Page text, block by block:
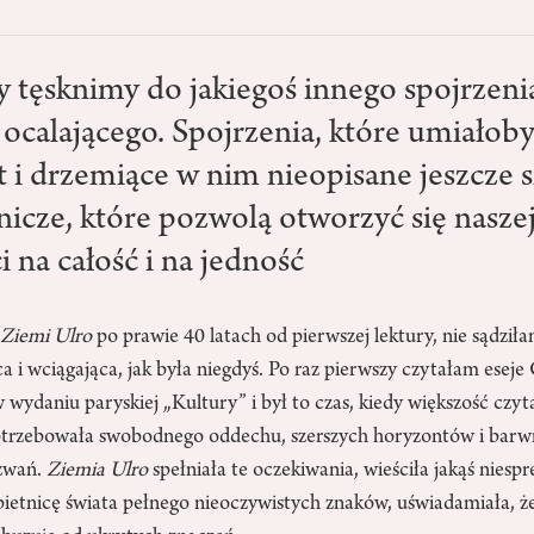
tęsknimy do jakiegoś innego
Spojrzenia, które
drzemiące w nim nieopisane jeszcze
które pozwolą otworzyć się
całość i na jedność
Ziemi Ulropo prawie 40 latach od pierwszej lektury, nie
i wciągająca, jak była niegdyś. Po raz pierwszy czytałam eseje
paryskiej „Kultury” i był to czas, kiedy większość
swobodnego oddechu, szerszych horyzontów i
Ziemia Ulrospełniała te oczekiwania, wieściła jakąś
świata pełnego nieoczywistych znaków, uświadamiała,